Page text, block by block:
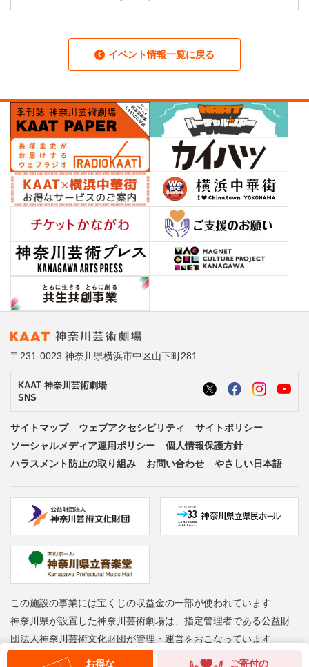
イベント情報一覧に戻る
お得な ご寄付の
〒231-0023 神奈川県横浜市中区山下町281
KAAT 神奈川芸術劇場
SNS
サイトマップ ウェブアクセシビリティ
サイトポリシー
ソーシャルメディア運用ポリシー
個人情報保護方針
ハラスメント防止の取り組み
お問い合わせ やさしい日本語
この施設の事業には宝くじの収益金の一部が使われています
神奈川県が設置した神奈川芸術劇場は、指定管理者である公益財
団法人神奈川芸術文化財団が管理・運営をおこなっています
Copyright © Kanagawa Arts Foundation. All rights reserved.